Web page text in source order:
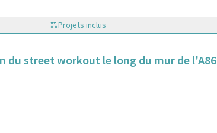
Projets inclus
du street workout le long du mur de l'A86